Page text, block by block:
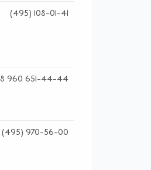
(495) 108-01-41
8 960 651-44-44
(495) 970-56-00